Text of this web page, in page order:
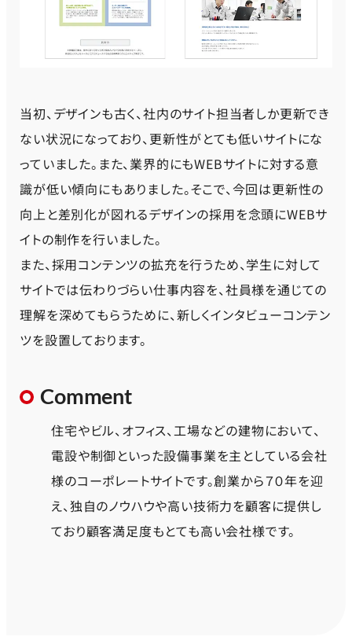
当初、デザインも古く、社内のサイト担当者しか更新でき
ない状況になっており、更新性がとても低いサイトにな
っていました。また、業界的にもWEBサイトに対する意
識が低い傾向にもありました。そこで、今回は更新性の
向上と差別化が図れるデザインの採用を念頭にWEBサ
イトの制作を行いました。
また、採用コンテンツの拡充を行うため、学生に対して
サイトでは伝わりづらい仕事内容を、社員様を通じての
理解を深めてもらうために、新しくインタビューコンテン
ツを設置しております。
Comment
住宅やビル、オフィス、工場などの建物において、
電設や制御といった設備事業を主としている会社
様のコーポレートサイトです。創業から７０年を迎
え、独自のノウハウや高い技術力を顧客に提供し
ており顧客満足度もとても高い会社様です。